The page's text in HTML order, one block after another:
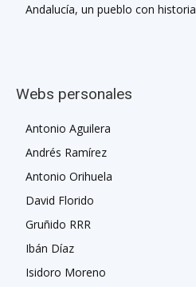
Andalucía, un pueblo con historia
Webs personales
Antonio Aguilera
Andrés Ramírez
Antonio Orihuela
David Florido
Gruñido RRR
Ibán Díaz
Isidoro Moreno